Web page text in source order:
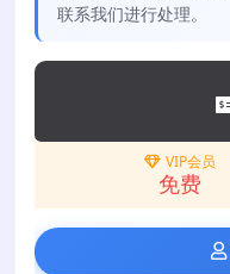
联系我们进行处理。
VIP会员
免费